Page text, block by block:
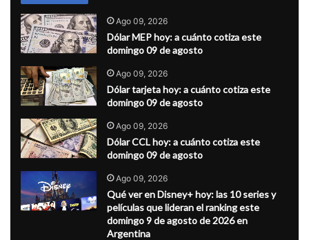
Ago 09, 2026
Dólar MEP hoy: a cuánto cotiza este
domingo 09 de agosto
Ago 09, 2026
Dólar tarjeta hoy: a cuánto cotiza este
domingo 09 de agosto
Ago 09, 2026
Dólar CCL hoy: a cuánto cotiza este
domingo 09 de agosto
Ago 09, 2026
Qué ver en Disney+ hoy: las 10 series y
películas que lideran el ranking este
domingo 9 de agosto de 2026 en
Argentina